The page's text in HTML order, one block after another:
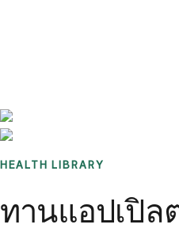
HEALTH LIBRARY
ทานแอปเปิล